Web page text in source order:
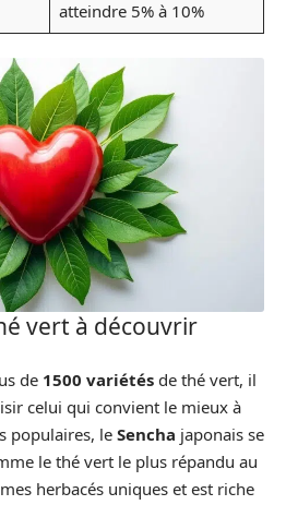
atteindre 5% à 10%
vert à découvrir
de 1500 variétés de thé vert, il
celui qui convient le mieux à
populaires, le Sencha japonais se
le thé vert le plus répandu au
herbacés uniques et est riche